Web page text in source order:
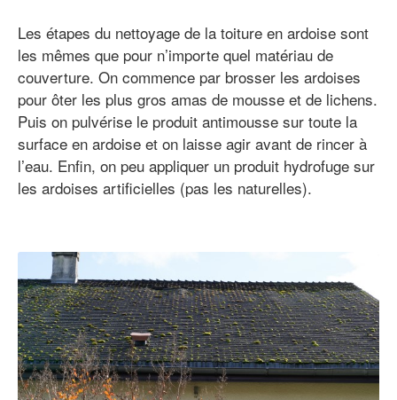
Les étapes du nettoyage de la toiture en ardoise sont
les mêmes que pour n’importe quel matériau de
couverture. On commence par brosser les ardoises
pour ôter les plus gros amas de mousse et de lichens.
Puis on pulvérise le produit antimousse sur toute la
surface en ardoise et on laisse agir avant de rincer à
l’eau. Enfin, on peu appliquer un produit hydrofuge sur
les ardoises artificielles (pas les naturelles).